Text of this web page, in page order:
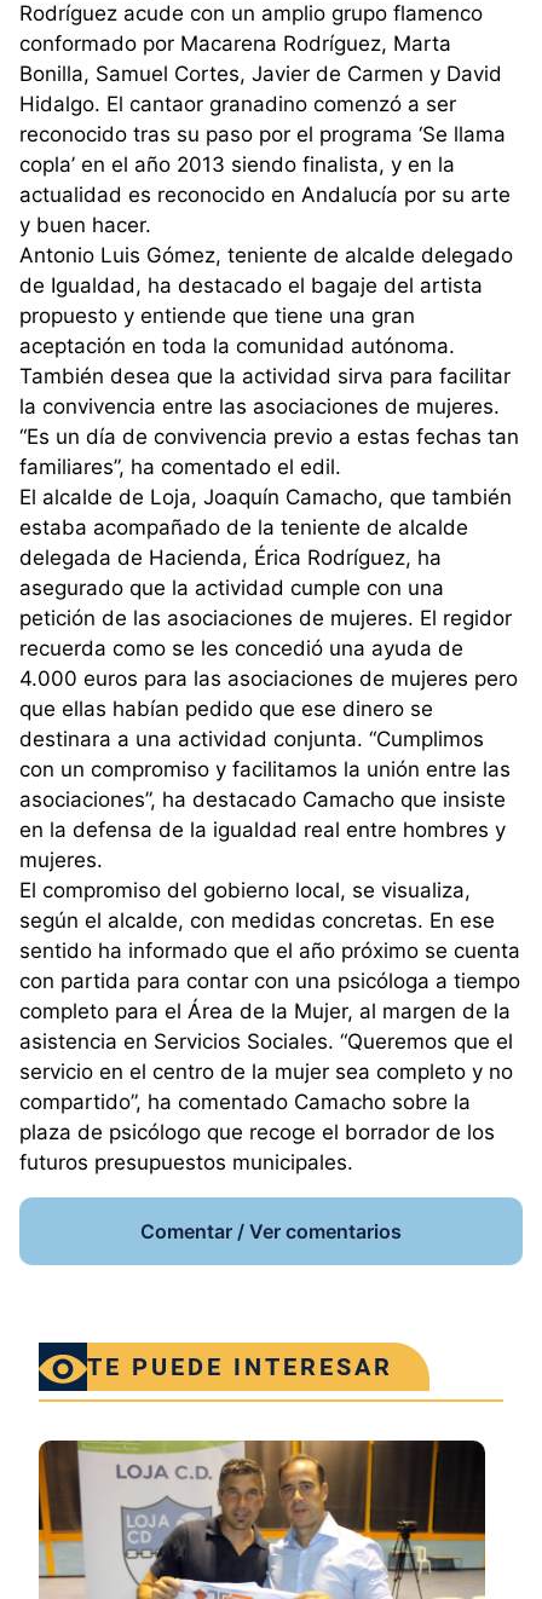
Rodríguez acude con un amplio grupo flamenco
conformado por Macarena Rodríguez, Marta
Bonilla, Samuel Cortes, Javier de Carmen y David
Hidalgo. El cantaor granadino comenzó a ser
reconocido tras su paso por el programa ‘Se llama
copla’ en el año 2013 siendo finalista, y en la
actualidad es reconocido en Andalucía por su arte
y buen hacer.
Antonio Luis Gómez, teniente de alcalde delegado
de Igualdad, ha destacado el bagaje del artista
propuesto y entiende que tiene una gran
aceptación en toda la comunidad autónoma.
También desea que la actividad sirva para facilitar
la convivencia entre las asociaciones de mujeres.
“Es un día de convivencia previo a estas fechas tan
familiares”, ha comentado el edil.
El alcalde de Loja, Joaquín Camacho, que también
estaba acompañado de la teniente de alcalde
delegada de Hacienda, Érica Rodríguez, ha
asegurado que la actividad cumple con una
petición de las asociaciones de mujeres. El regidor
recuerda como se les concedió una ayuda de
4.000 euros para las asociaciones de mujeres pero
que ellas habían pedido que ese dinero se
destinara a una actividad conjunta. “Cumplimos
con un compromiso y facilitamos la unión entre las
asociaciones”, ha destacado Camacho que insiste
en la defensa de la igualdad real entre hombres y
mujeres.
El compromiso del gobierno local, se visualiza,
según el alcalde, con medidas concretas. En ese
sentido ha informado que el año próximo se cuenta
con partida para contar con una psicóloga a tiempo
completo para el Área de la Mujer, al margen de la
asistencia en Servicios Sociales. “Queremos que el
servicio en el centro de la mujer sea completo y no
compartido”, ha comentado Camacho sobre la
plaza de psicólogo que recoge el borrador de los
futuros presupuestos municipales.
Comentar / Ver comentarios
TE PUEDE INTERESAR